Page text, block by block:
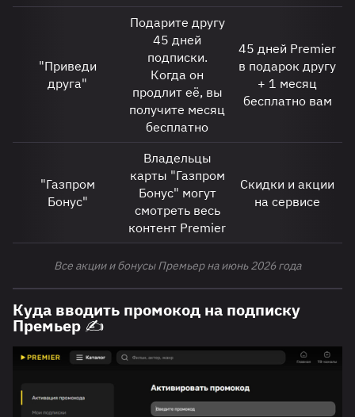
"Приведи
друга"
Подарите другу
45 дней
подписки.
Когда он
продлит её, вы
получите месяц
бесплатно
45 дней Premier
в подарок другу
+ 1 месяц
бесплатно вам
"Газпром
Бонус"
Владельцы
карты "Газпром
Бонус" могут
смотреть весь
контент Premier
Скидки и акции
на сервисе
Все акции и бонусы Премьер на июнь 2026 года
Куда вводить промокод на подписку
Премьер ✍️